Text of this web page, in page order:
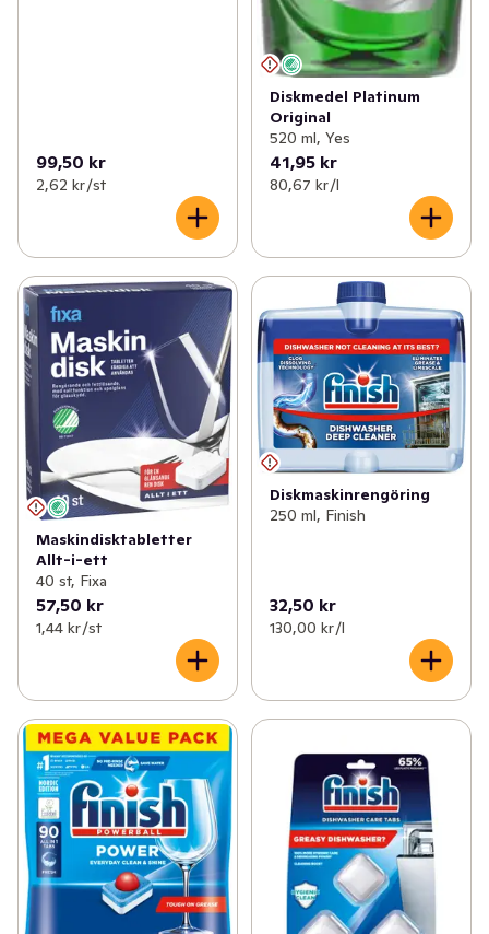
99,50 kr
2,62 kr /st
Diskmedel Platinum
Original
520 ml, Yes
41,95 kr
80,67 kr /l
Maskindisktabletter
Allt-i-ett
40 st, Fixa
57,50 kr
1,44 kr /st
Diskmaskinrengöring
250 ml, Finish
32,50 kr
130,00 kr /l